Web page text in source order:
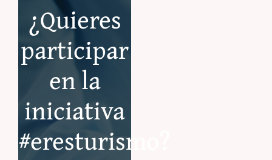
¿Quieres
participar
en la
iniciativa
#eresturismo?